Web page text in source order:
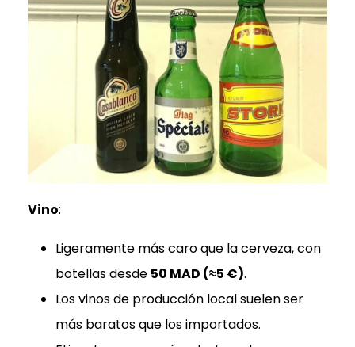
Vino:
Ligeramente más caro que la cerveza, con
botellas desde 50 MAD (≈5 €).
Los vinos de producción local suelen ser
más baratos que los importados.